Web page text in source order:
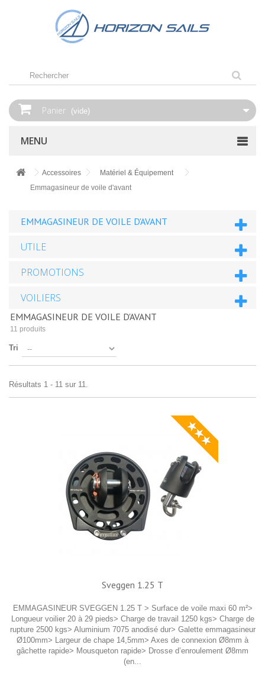
Panier (vide)
MENU
Accessoires
Matériel & Équipement
Emmagasineur de voile d'avant
EMMAGASINEUR DE VOILE D'AVANT
UTILE
PROMOTIONS
VOILIERS
EMMAGASINEUR DE VOILE D'AVANT
11 produits
Tri
Résultats 1 - 11 sur 11.
★★★
Sveggen 1.25 T
EMMAGASINEUR SVEGGEN 1.25 T > Surface de voile maxi 60 m²>
Longueur voilier 20 à 29 pieds> Charge de travail 1250 kgs> Charge de
rupture 2500 kgs> Aluminium 7075 anodisé dur> Galette emmagasineur
Ø100mm> Largeur de chape 14,5mm> Axes de connexion Ø8mm à
gâchette rapide> Mousqueton rapide> Drosse d’enroulement Ø8mm
(en...